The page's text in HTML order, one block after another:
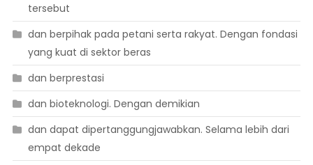
tersebut
dan berpihak pada petani serta rakyat. Dengan fondasi
yang kuat di sektor beras
dan berprestasi
dan bioteknologi. Dengan demikian
dan dapat dipertanggungjawabkan. Selama lebih dari
empat dekade